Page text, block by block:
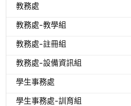
教務處
教務處-教學組
教務處-註冊組
教務處-設備資訊組
學生事務處
學生事務處-訓育組